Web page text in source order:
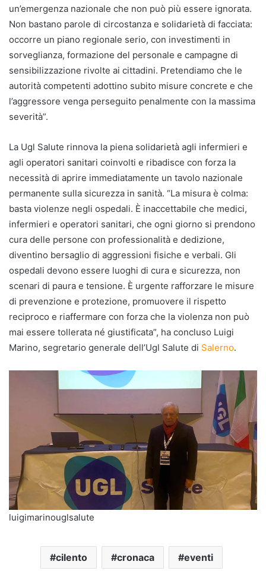
un’emergenza nazionale che non può più essere ignorata.
Non bastano parole di circostanza e solidarietà di facciata:
occorre un piano regionale serio, con investimenti in
sorveglianza, formazione del personale e campagne di
sensibilizzazione rivolte ai cittadini. Pretendiamo che le
autorità competenti adottino subito misure concrete e che
l’aggressore venga perseguito penalmente con la massima
severità”.
La Ugl Salute rinnova la piena solidarietà agli infermieri e
agli operatori sanitari coinvolti e ribadisce con forza la
necessità di aprire immediatamente un tavolo nazionale
permanente sulla sicurezza in sanità. “La misura è colma:
basta violenze negli ospedali. È inaccettabile che medici,
infermieri e operatori sanitari, che ogni giorno si prendono
cura delle persone con professionalità e dedizione,
diventino bersaglio di aggressioni fisiche e verbali. Gli
ospedali devono essere luoghi di cura e sicurezza, non
scenari di paura e tensione. È urgente rafforzare le misure
di prevenzione e protezione, promuovere il rispetto
reciproco e riaffermare con forza che la violenza non può
mai essere tollerata né giustificata”, ha concluso Luigi
Marino, segretario generale dell’Ugl Salute di Salerno.
luigimarinouglsalute
cilento cronaca eventi